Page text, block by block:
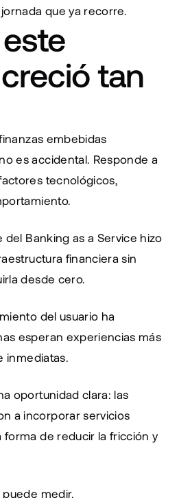
que ya recorre.
tan
embebidas
es accidental. Responde a
tecnológicos,
del Banking as a Service hizo
financiera sin
desde cero.
del usuario ha
esperan experiencias más
inmediatas.
oportunidad clara: las
a incorporar servicios
de reducir la fricción y
medir.